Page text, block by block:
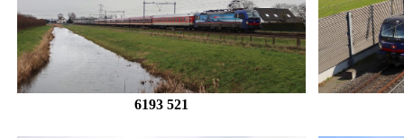
6193 521